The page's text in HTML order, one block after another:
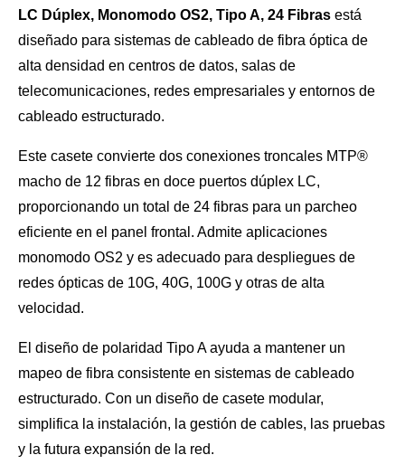
LC Dúplex, Monomodo OS2, Tipo A, 24 Fibras está
diseñado para sistemas de cableado de fibra óptica de
alta densidad en centros de datos, salas de
telecomunicaciones, redes empresariales y entornos de
cableado estructurado.
Este casete convierte dos conexiones troncales MTP®
macho de 12 fibras en doce puertos dúplex LC,
proporcionando un total de 24 fibras para un parcheo
eficiente en el panel frontal. Admite aplicaciones
monomodo OS2 y es adecuado para despliegues de
redes ópticas de 10G, 40G, 100G y otras de alta
velocidad.
El diseño de polaridad Tipo A ayuda a mantener un
mapeo de fibra consistente en sistemas de cableado
estructurado. Con un diseño de casete modular,
simplifica la instalación, la gestión de cables, las pruebas
y la futura expansión de la red.